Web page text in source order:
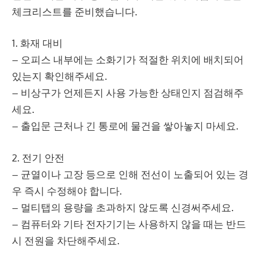
체크리스트를 준비했습니다.
1. 화재 대비
– 오피스 내부에는 소화기가 적절한 위치에 배치되어
있는지 확인해주세요.
– 비상구가 언제든지 사용 가능한 상태인지 점검해주
세요.
– 출입문 근처나 긴 통로에 물건을 쌓아놓지 마세요.
2. 전기 안전
– 균열이나 고장 등으로 인해 전선이 노출되어 있는 경
우 즉시 수정해야 합니다.
– 멀티탭의 용량을 초과하지 않도록 신경써주세요.
– 컴퓨터와 기타 전자기기는 사용하지 않을 때는 반드
시 전원을 차단해주세요.